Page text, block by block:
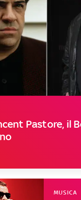
Pastore, il
MUSICA